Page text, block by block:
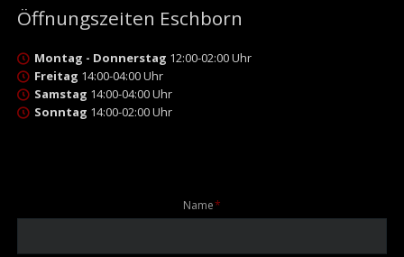
Öffnungszeiten Eschborn
Montag - Donnerstag 12:00-02:00 Uhr
Freitag 14:00-04:00 Uhr
Samstag 14:00-04:00 Uhr
Sonntag 14:00-02:00 Uhr
Pflichtfeld
Name*